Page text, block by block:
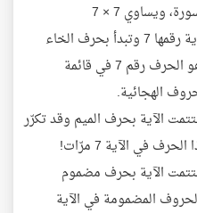
ويساوي 7 × 7
الآية رقمها 7 وتبدأ بحرف الخاء
وهو الحرف رقم 7 في قائمة
الهجائية.
الآية بحرف الميم وقد تكرّر
في الآية 7 مرّات!
الآية بحرف مضموم
المضمومة في الآية